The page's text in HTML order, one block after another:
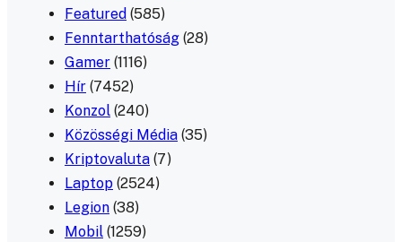
Featured (585)
Fenntarthatóság (28)
Gamer (1116)
Hír (7452)
Konzol (240)
Közösségi Média (35)
Kriptovaluta (7)
Laptop (2524)
Legion (38)
Mobil (1259)